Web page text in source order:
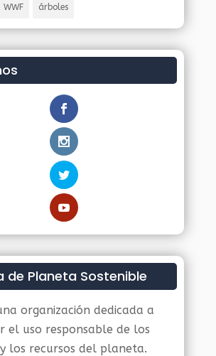
WWF árboles
de Planeta Sostenible
organización dedicada a
el uso responsable de los
los recursos del planeta.